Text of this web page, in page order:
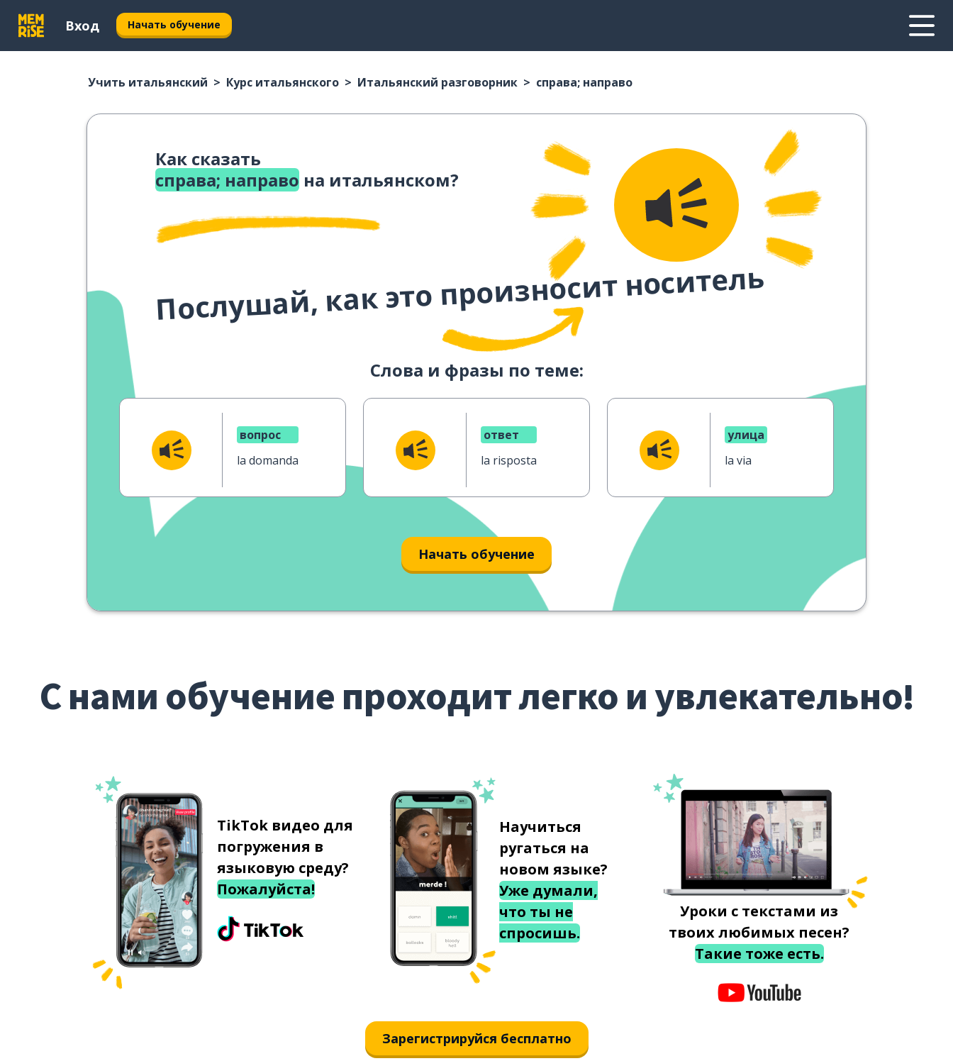
Вход Начать обучение
Учить итальянский Курс итальянского Итальянский разговорник справа; направо
Как сказать
справа; направо на итальянском?
Послушай, как это произносит носитель
Слова и фразы по теме:
вопрос
la domanda
ответ
la risposta
улица
la via
Начать обучение
С нами обучение проходит легко и увлекательно!
TikTok видео для
погружения в
языковую среду?
Пожалуйста!
Научиться
ругаться на
новом языке?
Уже думали,
что ты не
спросишь.
Уроки с текстами из
твоих любимых песен?
Такие тоже есть.
Зарегистрируйся бесплатно